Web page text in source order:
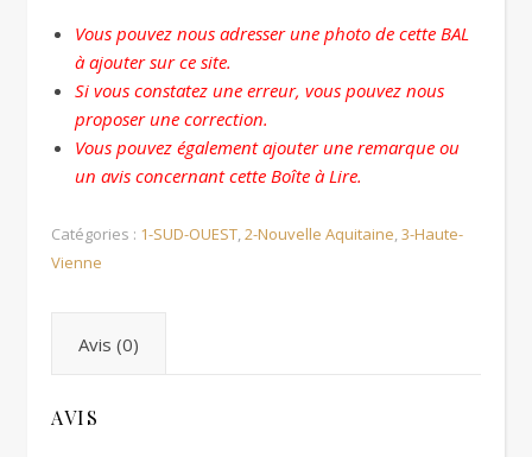
Vous pouvez nous adresser une photo de cette BAL
à ajouter sur ce site.
Si vous constatez une erreur, vous pouvez nous
proposer une correction.
Vous pouvez également ajouter une remarque ou
un avis concernant cette Boîte à Lire.
Catégories : 1-SUD-OUEST,2-Nouvelle Aquitaine,3-Haute-
Vienne
Avis (0)
AVIS